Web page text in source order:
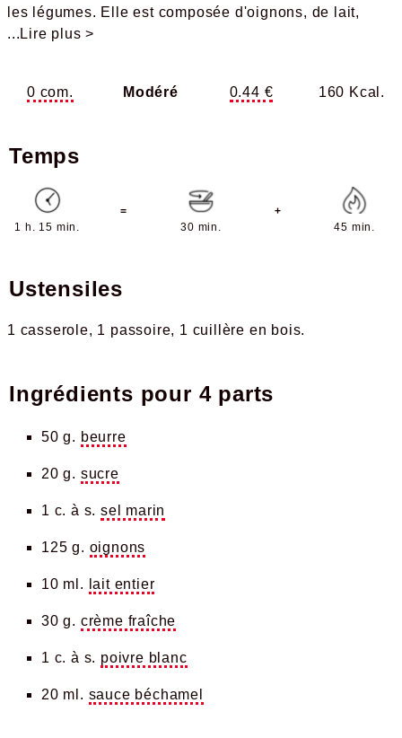
les légumes. Elle est composée d'oignons, de lait,
...Lire plus >
0 com. Modéré 0.44 € 160 Kcal.
Temps
1 h. 15 min.
=
30 min.
+
45 min.
Ustensiles
1 casserole 1 passoire 1 cuillère en bois
Ingrédients pour 4 parts
50 g. beurre
20 g. sucre
1 c. à s. sel marin
125 g. oignons
10 ml. lait entier
30 g. crème fraîche
1 c. à s. poivre blanc
20 ml. sauce béchamel